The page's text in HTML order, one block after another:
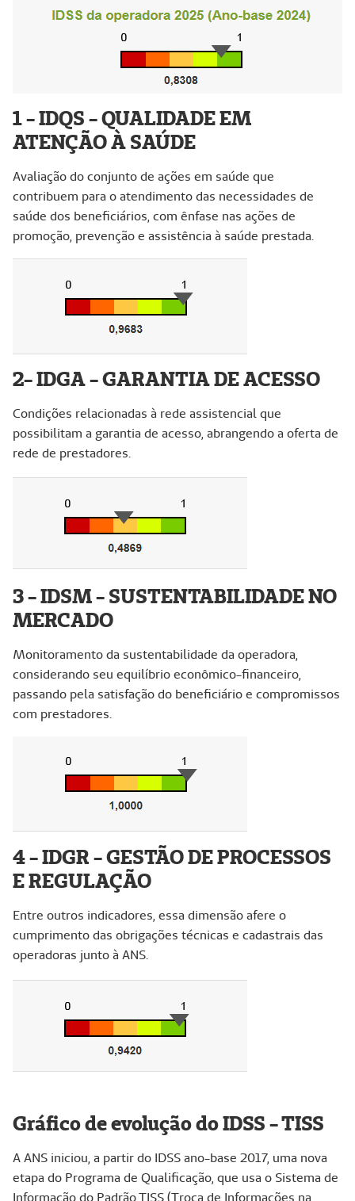
1 - IDQS - QUALIDADE EM
ATENÇÃO À SAÚDE
Avaliação do conjunto de ações em saúde que
contribuem para o atendimento das necessidades de
saúde dos beneficiários, com ênfase nas ações de
promoção, prevenção e assistência à saúde prestada.
2- IDGA - GARANTIA DE ACESSO
Condições relacionadas à rede assistencial que
possibilitam a garantia de acesso, abrangendo a oferta de
rede de prestadores.
3 - IDSM - SUSTENTABILIDADE NO
MERCADO
Monitoramento da sustentabilidade da operadora,
considerando seu equilíbrio econômico-financeiro,
passando pela satisfação do beneficiário e compromissos
com prestadores.
4 - IDGR - GESTÃO DE PROCESSOS
E REGULAÇÃO
Entre outros indicadores, essa dimensão afere o
cumprimento das obrigações técnicas e cadastrais das
operadoras junto à ANS.
Gráfico de evolução do IDSS - TISS
A ANS iniciou, a partir do IDSS ano-base 2017, uma nova
etapa do Programa de Qualificação, que usa o Sistema de
Informação do Padrão TISS (Troca de Informações na